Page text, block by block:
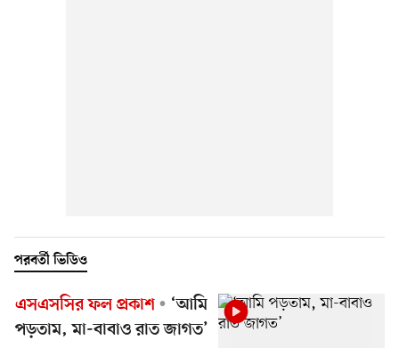
পরবর্তী ভিডিও
এসএসসির ফল প্রকাশ
‘আমি
পড়তাম, মা-বাবাও রাত জাগত’